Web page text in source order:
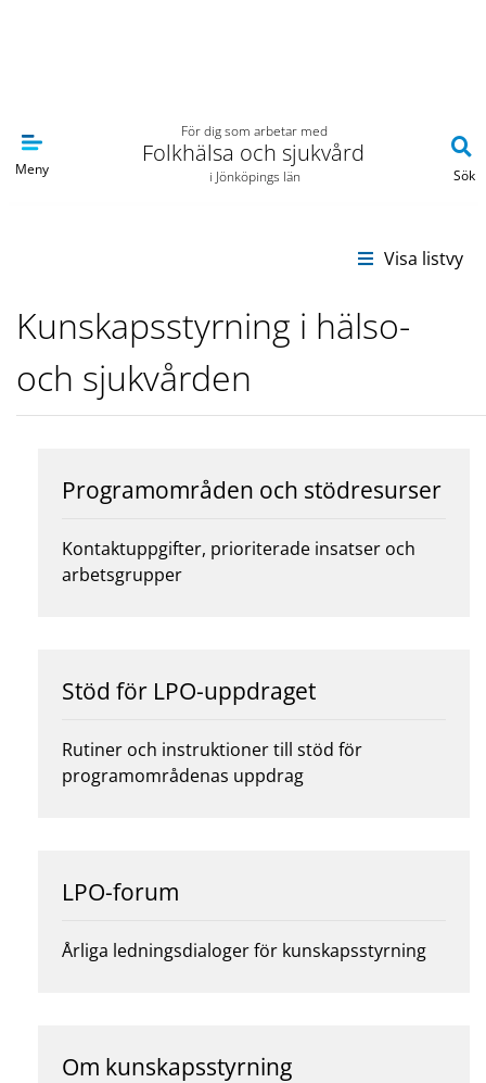
Meny
För dig som arbetar med
Folkhälsa och sjukvård
i Jönköpings län Sök
Kunskapsstyrning i hälso-
och sjukvården
Programområden och stödresurser
Kontaktuppgifter, prioriterade insatser och
arbetsgrupper
Stöd för LPO-uppdraget
Rutiner och instruktioner till stöd för
programområdenas uppdrag
LPO-forum
Årliga ledningsdialoger för kunskapsstyrning
Om kunskapsstyrning